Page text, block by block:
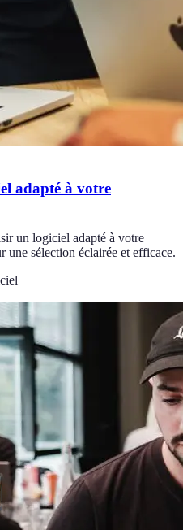
adapté à votre
un logiciel adapté à votre
une sélection éclairée et efficace.